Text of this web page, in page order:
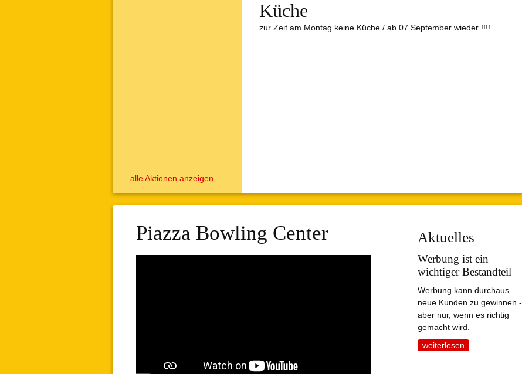
Küche
zur Zeit am Montag keine Küche / ab 07 September wieder !!!!
alle Aktionen anzeigen
Piazza Bowling Center Aktuelles
Werbung ist ein
wichtiger Bestandteil
Werbung kann durchaus
neue Kunden zu gewinnen -
aber nur, wenn es richtig
gemacht wird.
weiterlesen